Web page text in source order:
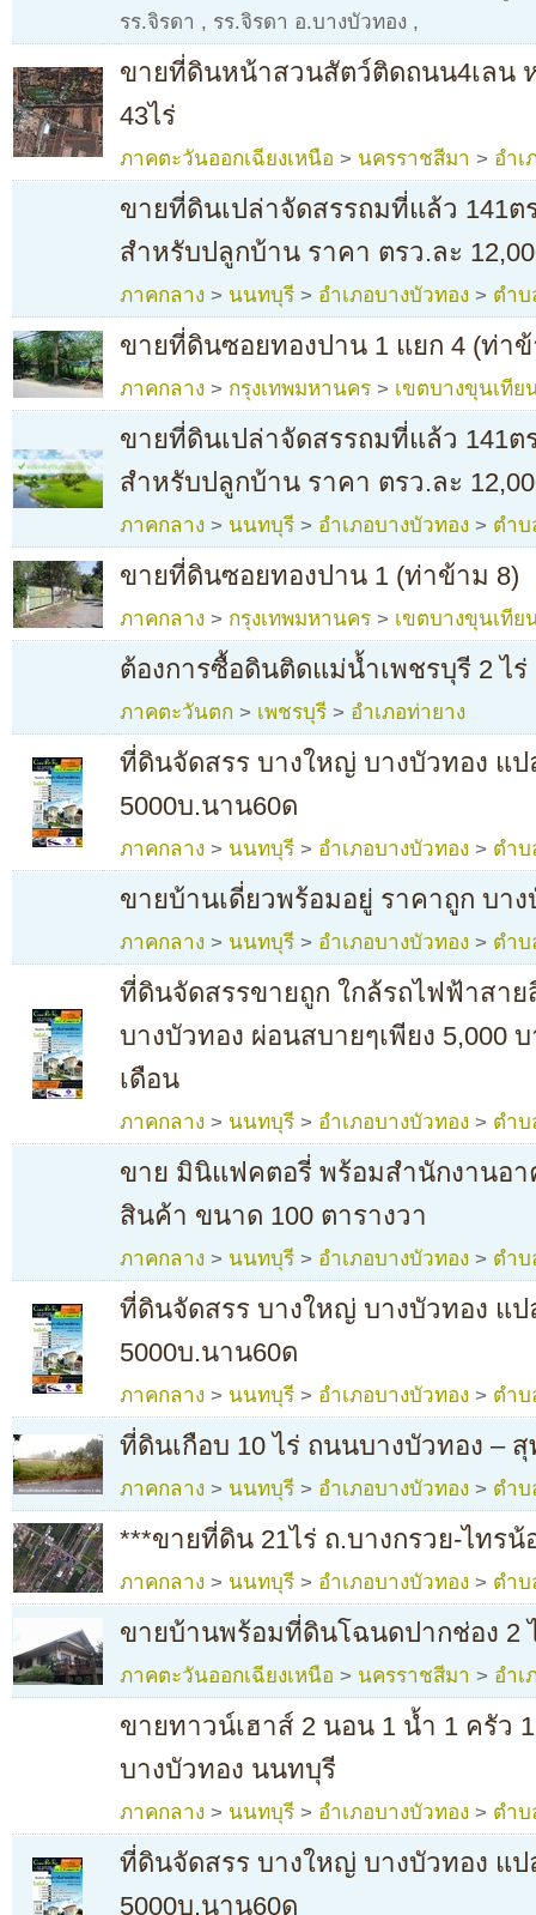
รร.จิรดา , รร.จิรดา อ.บางบัวทอง ,
ขายที่ดินหน้าสวนสัตว์ติดถนน4เลน
43ไร่
ภาคตะวันออกเฉียงเหนือ > นครราชสีมา > อำเ
ขายที่ดินเปล่าจัดสรรถมที่แล้ว 141ต
สำหรับปลูกบ้าน ราคา ตรว.ละ
ภาคกลาง > นนทบุรี > อำเภอบางบัวทอง > ตำบ
ขายที่ดินซอยทองปาน 1 แยก 4 (ท่า
ภาคกลาง > กรุงเทพมหานคร > เขตบางขุนเทีย
ขายที่ดินเปล่าจัดสรรถมที่แล้ว 141ต
สำหรับปลูกบ้าน ราคา ตรว.ละ
ภาคกลาง > นนทบุรี > อำเภอบางบัวทอง > ตำบ
ขายที่ดินซอยทองปาน 1 (ท่าข้าม 8)
ภาคกลาง > กรุงเทพมหานคร > เขตบางขุนเทีย
ต้องการซื้อดินติดแม่น้ำเพชรบุรี 2 ไร่
ภาคตะวันตก > เพชรบุรี > อำเภอท่ายาง
ที่ดินจัดสรร บางใหญ่ บางบัวทอง แป
5000บ.นาน60ด
ภาคกลาง > นนทบุรี > อำเภอบางบัวทอง > ตำบ
ขายบ้านเดี่ยวพร้อมอยู่ ราคาถูก บา
ภาคกลาง > นนทบุรี > อำเภอบางบัวทอง > ตำบ
ที่ดินจัดสรรขายถูก ใกล้รถไฟฟ้าสา
บางบัวทอง ผ่อนสบายๆเพียง 5,000
เดือน
ภาคกลาง > นนทบุรี > อำเภอบางบัวทอง > ตำบ
ขาย มินิแฟคตอรี่ พร้อมสำนักงานอ
สินค้า ขนาด 100 ตารางวา
ภาคกลาง > นนทบุรี > อำเภอบางบัวทอง > ตำบ
ที่ดินจัดสรร บางใหญ่ บางบัวทอง แป
5000บ.นาน60ด
ภาคกลาง > นนทบุรี > อำเภอบางบัวทอง > ตำบ
ที่ดินเกือบ 10 ไร่ ถนนบางบัวทอง –
ภาคกลาง > นนทบุรี > อำเภอบางบัวทอง > ตำบ
***ขายที่ดิน 21ไร่ ถ.บางกรวย-ไทร
ภาคกลาง > นนทบุรี > อำเภอบางบัวทอง > ตำบ
ขายบ้านพร้อมที่ดินโฉนดปากช่อง 2
ภาคตะวันออกเฉียงเหนือ > นครราชสีมา > อำเ
ขายทาวน์เฮาส์ 2 นอน 1 น้ำ 1 ครัว
บางบัวทอง นนทบุรี
ภาคกลาง > นนทบุรี > อำเภอบางบัวทอง > ตำบ
ที่ดินจัดสรร บางใหญ่ บางบัวทอง แป
5000บ.นาน60ด